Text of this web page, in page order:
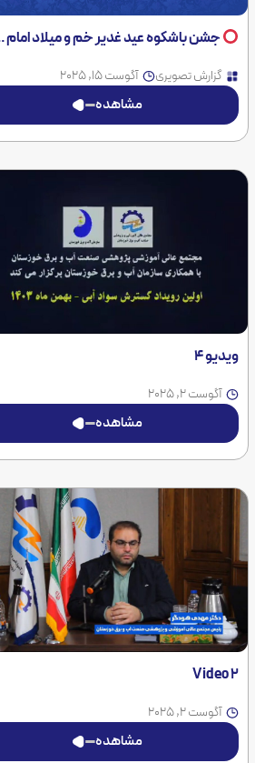
جشن باشکوه عید غدیر خم و میلاد امام هادی(ع) در مجتمع عالی آموزشی و پژوهشی صنعت آب و برق خوزستان
گزارش تصویری آگوست 15, 2025
مشاهده
ویدیو 4
آگوست 2, 2025
مشاهده
Video 2
آگوست 2, 2025
مشاهده